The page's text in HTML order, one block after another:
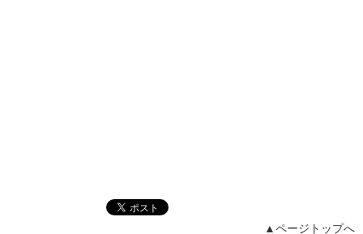
▲ページトップへ